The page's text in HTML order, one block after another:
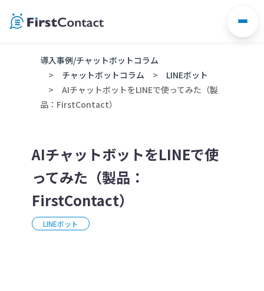
導入事例/チャットボットコラム
チャットボットコラム
LINEボット
AIチャットボットをLINEで使ってみた（製
品：FirstContact）
AIチャットボットをLINEで使
ってみた（製品：
FirstContact）
LINEボット